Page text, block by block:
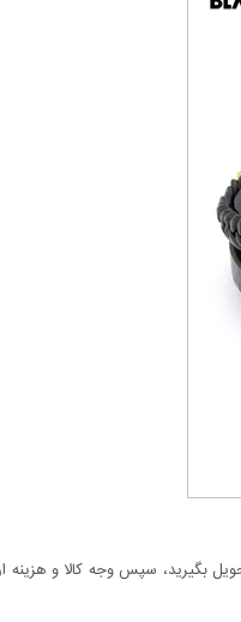
بگیرید، سپس وجه کالا و هزینه